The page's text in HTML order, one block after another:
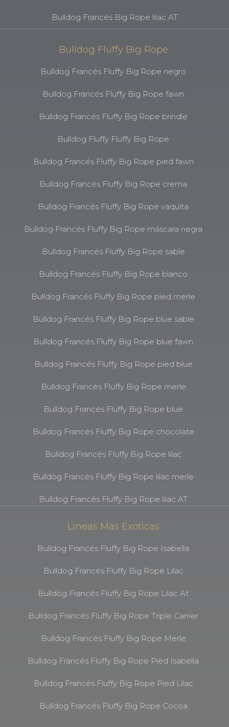
Bulldog Francés Big Rope lilac AT
Bulldog Fluffy Big Rope
Bulldog Francés Fluffy Big Rope negro
Bulldog Francés Fluffy Big Rope fawn
Bulldog Francés Fluffy Big Rope brindle
Bulldog Fluffy Fluffy Big Rope
Bulldog Francés Fluffy Big Rope pied fawn
Bulldog Francés Fluffy Big Rope crema
Bulldog Francés Fluffy Big Rope vaquita
Bulldog Francés Fluffy Big Rope máscara negra
Bulldog Francés Fluffy Big Rope sable
Bulldog Francés Fluffy Big Rope blanco
Bulldog Francés Fluffy Big Rope pied merle
Bulldog Francés Fluffy Big Rope blue sable
Bulldog Francés Fluffy Big Rope blue fawn
Bulldog Francés Fluffy Big Rope pied blue
Bulldog Francés Fluffy Big Rope merle
Bulldog Francés Fluffy Big Rope blue
Bulldog Francés Fluffy Big Rope chocolate
Bulldog Francés Fluffy Big Rope lilac
Bulldog Francés Fluffy Big Rope lilac merle
Bulldog Francés Fluffy Big Rope lilac AT
Lineas Mas Exoticas
Bulldog Francés Fluffy Big Rope Isabella
Bulldog Francés Fluffy Big Rope Lilac
Bulldog Francés Fluffy Big Rope Lilac At
Bulldog Francés Fluffy Big Rope Triple Carrier
Bulldog Francés Fluffy Big Rope Merle
Bulldog Francés Fluffy Big Rope Pied Isabella
Bulldog Francés Fluffy Big Rope Pied Lilac
Bulldog Francés Fluffy Big Rope Cocoa